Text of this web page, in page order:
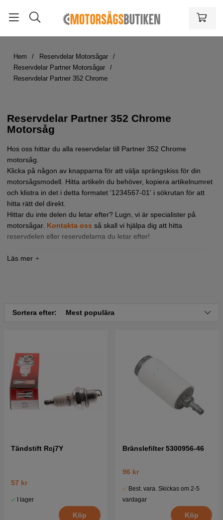
Hem
Reservdelar Motorsågar
Reservdelar Partner Motorsågar
Reservdelar Partner 352 Chrome
Reservdelar Partner 352 Chrome
Motorsåg
Hos oss hittar du alla reservdelar till Partner 352 Chrome
motorsåg.
Klicka på någon av knapparna för att välja sprängskiss för din
motorsågsmodell. Hitta artikeln du behöver, kopiera artikelnumret
och klistra in det i detta formatet '1234567-01' i sökrutan för att
hitta rätt del direkt.
Hittar du inte delen du letar efter? Lugn, vi är specialister på
motorsågar. Kontakta oss så skall vi hjälpa dig att hitta
reservdelen eller reservdelarna du letar efter!
Tryck här för sprängskiss och reservdelslista till
Sortera efter: Mest populära
Tändstift Rcj7Y
57 kr
I lager
Köp
Bränslefilter 5300956-46
96 kr
Best. vara. Skickas om 2-5
vardagar
Köp